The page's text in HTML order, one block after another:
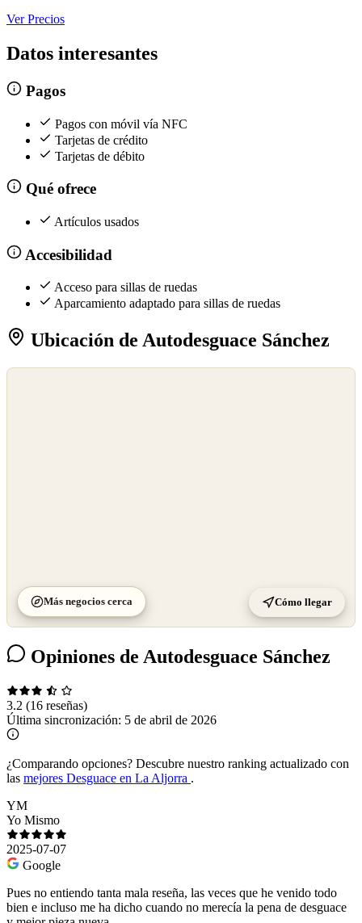
Ver Precios
Datos interesantes
Pagos
Pagos con móvil vía NFC
Tarjetas de crédito
Tarjetas de débito
Qué ofrece
Artículos usados
Accesibilidad
Acceso para sillas de ruedas
Aparcamiento adaptado para sillas de ruedas
Ubicación de Autodesguace Sánchez
Más negocios cerca Cómo llegar
Opiniones de Autodesguace Sánchez
3.2 (16 reseñas)
Última sincronización: 5 de abril de 2026
¿Comparando opciones? Descubre nuestro ranking actualizado con
las mejores Desguace en La Aljorra .
YM
Yo Mismo
2025-07-07
Google
Pues no entiendo tanta mala reseña, las veces que he venido todo
bien e incluso me ha dicho cuando no merecía la pena de desguace